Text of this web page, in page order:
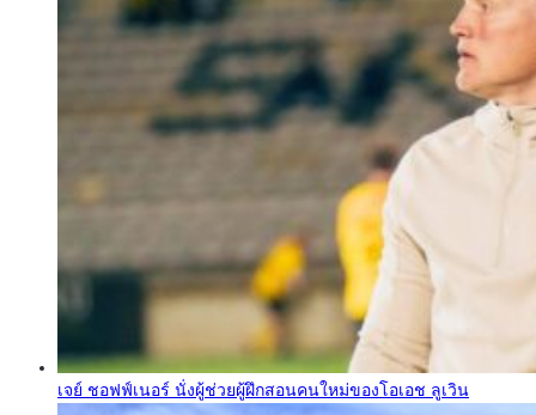
เจย์ ชอฟฟ์เนอร์ นั่งผู้ช่วยผู้ฝึกสอนคนใหม่ของโอเอช ลูเวิน